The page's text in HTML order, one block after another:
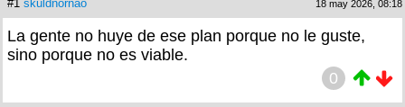
#1 skuldnornao 18 may 2026, 08:18
La gente no huye de ese plan porque no le guste,
sino porque no es viable.
0